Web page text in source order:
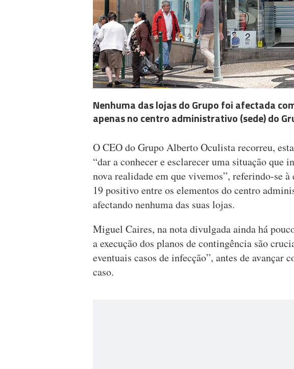
Nenhuma das lojas do Grupo foi afectada
apenas no centro administrativo (sede) do
O CEO do Grupo Alberto Oculista recorreu,
“dar a conhecer e esclarecer uma situação que
nova realidade em que vivemos”, referindo-se
19 positivo entre os elementos do centro
afectando nenhuma das suas lojas.
Miguel Caires, na nota divulgada ainda há
a execução dos planos de contingência são
eventuais casos de infecção”, antes de avançar
caso.